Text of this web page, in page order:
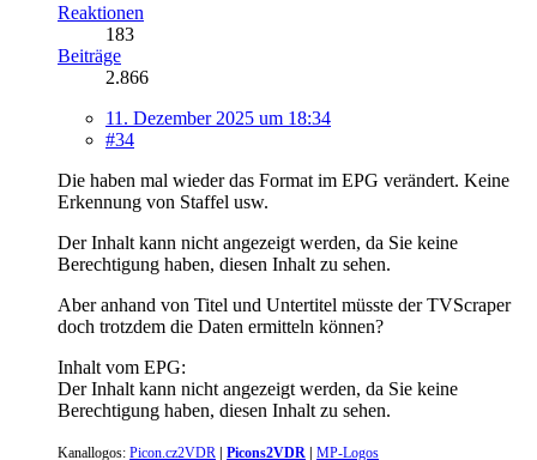
Reaktionen
183
Beiträge
2.866
11. Dezember 2025 um 18:34
#34
Die haben mal wieder das Format im EPG verändert. Keine
Erkennung von Staffel usw.
Der Inhalt kann nicht angezeigt werden, da Sie keine
Berechtigung haben, diesen Inhalt zu sehen.
Aber anhand von Titel und Untertitel müsste der TVScraper
doch trotzdem die Daten ermitteln können?
Inhalt vom EPG:
Der Inhalt kann nicht angezeigt werden, da Sie keine
Berechtigung haben, diesen Inhalt zu sehen.
Kanallogos: Picon.cz2VDR | Picons2VDR | MP-Logos